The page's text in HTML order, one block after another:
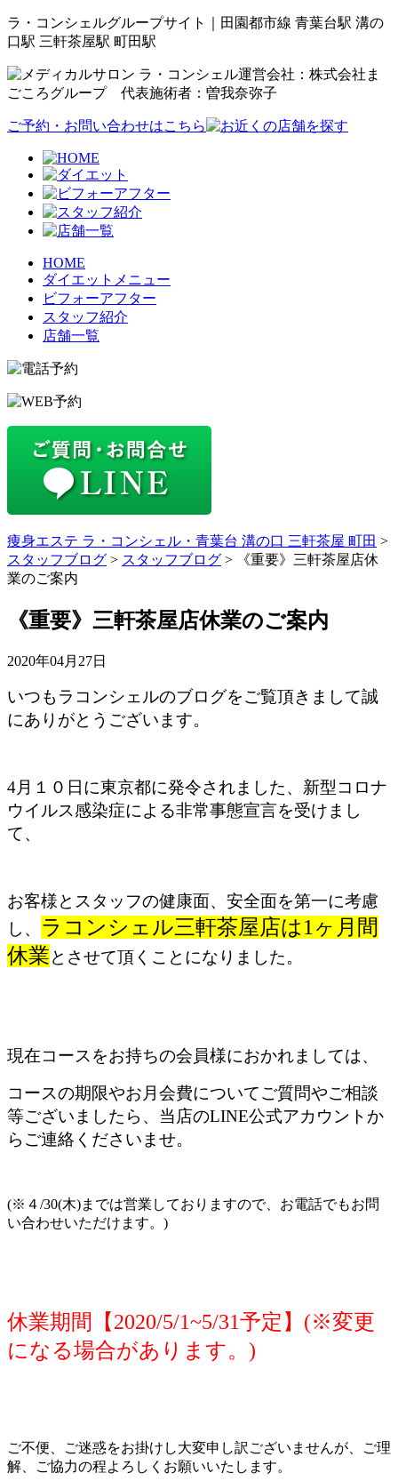
ラ・コンシェルグループサイト｜田園都市線 青葉台駅 溝の
口駅 三軒茶屋駅 町田駅
運営会社：株式会社ま
ごころグループ 代表施術者：曽我奈弥子
ご予約・お問い合わせはこちら
HOME
ダイエットメニュー
ビフォーアフター
スタッフ紹介
店舗一覧
痩身エステ ラ・コンシェル・青葉台 溝の口 三軒茶屋 町田 >
スタッフブログ > スタッフブログ >
《重要》三軒茶屋店休
業のご案内
《重要》三軒茶屋店休業のご案内
2020年04月27日
いつもラコンシェルのブログをご覧頂きまして誠
にありがとうございます。
4月１０日に東京都に発令されました、新型コロナ
ウイルス感染症による非常事態宣言を受けまし
て、
お客様とスタッフの健康面、安全面を第一に考慮
し、 ラコンシェル三軒茶屋店は1ヶ月間
休業とさせて頂くことになりました。
現在コースをお持ちの会員様におかれましては、
コースの期限やお月会費についてご質問やご相談
等ございましたら、 当店のLINE公式アカウントか
らご連絡くださいませ。
(※４/30(木)までは営業しておりますので、お電話でもお問
い合わせいただけます。)
休業期間【2020/5/1~5/31予定】(※変更
になる場合があります。)
ご不便、ご迷惑をお掛けし大変申し訳ございませんが、ご理
解、ご協力の程よろしくお願いいたします。